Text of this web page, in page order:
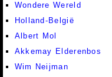
Wondere Wereld
Holland-België
Albert Mol
Akkemay Elderenbos
Wim Neijman